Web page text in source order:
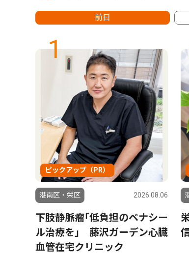
前日
1
ピックアップ（PR）
港南区・栄区 2026.08.06
下肢静脈瘤｢低負担のベナシー
ル治療を｣ 藤沢ガーデン心臓
血管在宅クリニック